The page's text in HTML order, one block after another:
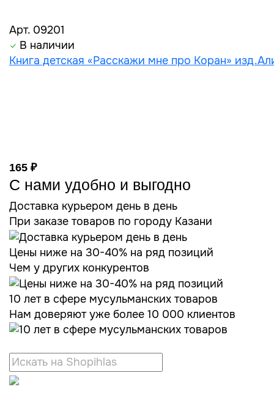
Арт. 09201
В наличии
Книга детская «Расскажи мне про Коран»
165 ₽
С нами удобно и выгодно
Доставка курьером день в день
При заказе товаров по городу Казани
Цены ниже на 30-40% на ряд позиций
Чем у других конкурентов
10 лет в сфере мусульманских товаров
Нам доверяют уже более 10 000 клиентов